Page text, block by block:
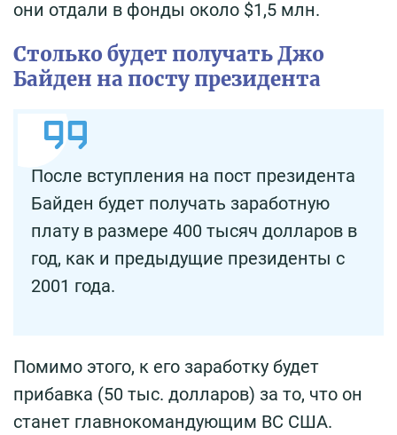
они отдали в фонды около $1,5 млн.
Столько будет получать Джо
Байден на посту президента
После вступления на пост президента
Байден будет получать заработную
плату в размере 400 тысяч долларов в
год, как и предыдущие президенты с
2001 года.
Помимо этого, к его заработку будет
прибавка (50 тыс. долларов) за то, что он
станет главнокомандующим ВС США.